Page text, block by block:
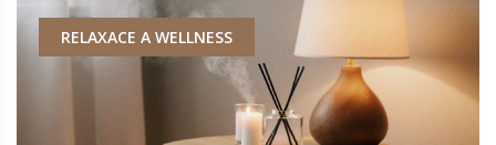
RELAXACE A WELLNESS